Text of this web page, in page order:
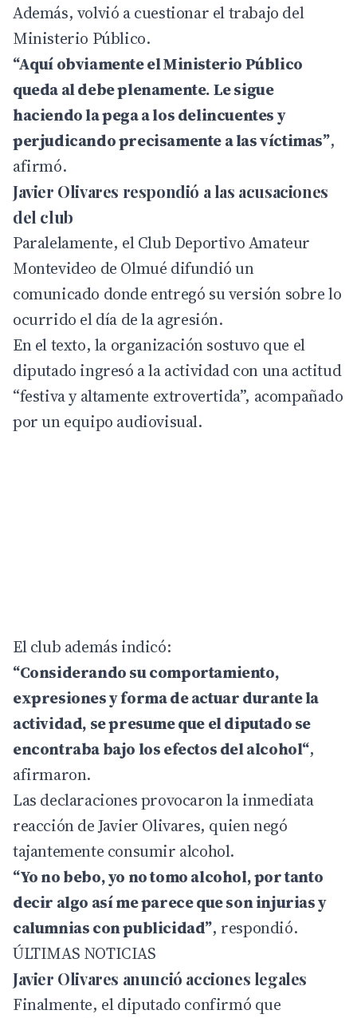
Además, volvió a cuestionar el trabajo del
Ministerio Público.
“Aquí obviamente el Ministerio Público
queda al debe plenamente. Le sigue
haciendo la pega a los delincuentes y
perjudicando precisamente a las víctimas”,
afirmó.
Javier Olivares respondió a las acusaciones
del club
Paralelamente, el Club Deportivo Amateur
Montevideo de Olmué difundió un
comunicado donde entregó su versión sobre lo
ocurrido el día de la agresión.
En el texto, la organización sostuvo que el
diputado ingresó a la actividad con una actitud
“festiva y altamente extrovertida”, acompañado
por un equipo audiovisual.
El club además indicó:
“Considerando su comportamiento,
expresiones y forma de actuar durante la
actividad, se presume que el diputado se
encontraba bajo los efectos del alcohol“,
afirmaron.
Las declaraciones provocaron la inmediata
reacción de Javier Olivares, quien negó
tajantemente consumir alcohol.
“Yo no bebo, yo no tomo alcohol, por tanto
decir algo así me parece que son injurias y
calumnias con publicidad”, respondió.
ÚLTIMAS NOTICIAS
Javier Olivares anunció acciones legales
Finalmente, el diputado confirmó que